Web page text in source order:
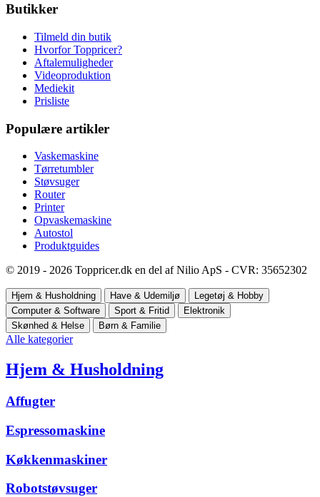
Butikker
Tilmeld din butik
Hvorfor Toppricer?
Aftalemuligheder
Videoproduktion
Mediekit
Prisliste
Populære artikler
Vaskemaskine
Tørretumbler
Støvsuger
Router
Printer
Opvaskemaskine
Autostol
Produktguides
© 2019 - 2026 Toppricer.dk en del af Nilio ApS - CVR: 35652302
Hjem & Husholdning Have & Udemiljø
Legetøj & Hobby
Computer & Software
Sport & Fritid
Elektronik
Skønhed & Helse
Børn & Familie
Alle kategorier
Hjem & Husholdning
Affugter
Espressomaskine
Køkkenmaskiner
Robotstøvsuger